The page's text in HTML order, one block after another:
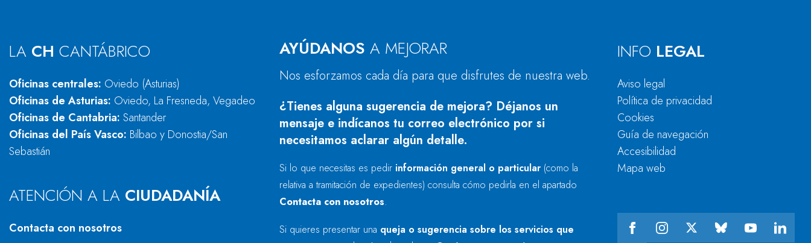
LA CH CANTÁBRICO
Oficinas centrales: Oviedo (Asturias)
Oficinas de Asturias: Oviedo, La Fresneda, Vegadeo
Oficinas de Cantabria: Santander
Oficinas del País Vasco: Bilbao y Donostia/San
Sebastián
ATENCIÓN A LA CIUDADANÍA
Contacta con nosotros
AYÚDANOS A MEJORAR
Nos esforzamos cada día para que disfrutes de nuestra web.
¿Tienes alguna sugerencia de mejora? Déjanos un
mensaje e indícanos tu correo electrónico por si
necesitamos aclarar algún detalle.
Si lo que necesitas es pedir información general o particular (como la
relativa a tramitación de expedientes) consulta cómo pedirla en el apartado
Contacta con nosotros.
Si quieres presentar una queja o sugerencia sobre los servicios que
INFO LEGAL
Aviso legal
Política de privacidad
Cookies
Guía de navegación
Accesibilidad
Mapa web